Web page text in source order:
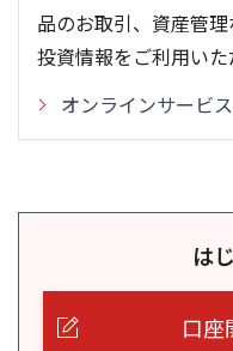
品のお取引、資産管
投資情報をご利用いた
オンラインサービス
は
口座